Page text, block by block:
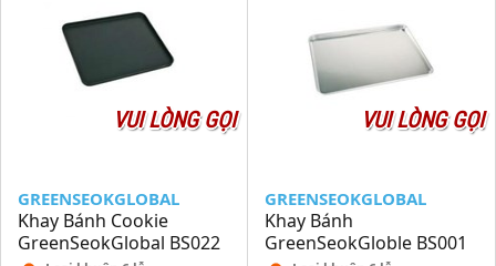
VUI LÒNG GỌI
GREENSEOKGLOBAL
Khay Bánh Cookie
GreenSeokGlobal BS022
VUI LÒNG GỌI
GREENSEOKGLOBAL
Khay Bánh
GreenSeokGloble BS001